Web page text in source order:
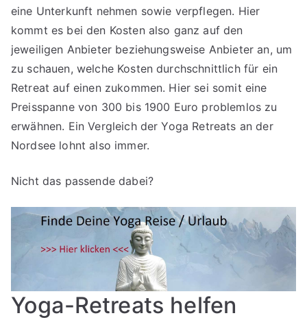
eine Unterkunft nehmen sowie verpflegen. Hier
kommt es bei den Kosten also ganz auf den
jeweiligen Anbieter beziehungsweise Anbieter an, um
zu schauen, welche Kosten durchschnittlich für ein
Retreat auf einen zukommen. Hier sei somit eine
Preisspanne von 300 bis 1900 Euro problemlos zu
erwähnen. Ein Vergleich der Yoga Retreats an der
Nordsee lohnt also immer.
Nicht das passende dabei?
Yoga-Retreats helfen